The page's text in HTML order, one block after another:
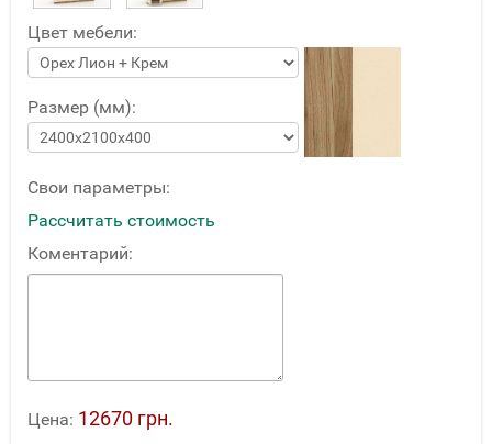
Цвет мебели:
Размер (мм):
Свои параметры:
Рассчитать стоимость
Коментарий:
Цена: 12670 грн.